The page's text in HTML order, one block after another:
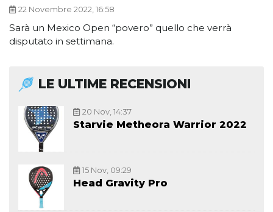
22 Novembre 2022, 16:58
Sarà un Mexico Open “povero” quello che verrà
disputato in settimana.
LE ULTIME RECENSIONI
20 Nov, 14:37
Starvie Metheora Warrior 2022
15 Nov, 09:29
Head Gravity Pro